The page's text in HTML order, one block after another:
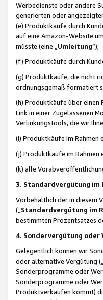
Werbedienste oder andere
generierten oder
(e) Produktkäufe durch
auf eine Amazon-Website
müsste (eine „ Umleitung“);
(f) Produktkäufe durch
(g) Produktkäufe, die nicht
ordnungsgemäß formatiert
(h) Produktkäufe über einen
Link in einer Zugelassenen
Verlinkungstools, die wir
(i) Produktkäufe im Rahmen
(j) Produktkäufe im Rahmen
(k) alle
3. Standardvergütung im
Vorbehaltlich der in diesem
(„ Standardvergütung im
bestimmten Prozentsatzes
4. Sondervergütung oder
Gelegentlich können wir
oder alternative Vergütung („
Sonderprogramme oder
Sonderprogramme oder
Produktverkäufen kommt)